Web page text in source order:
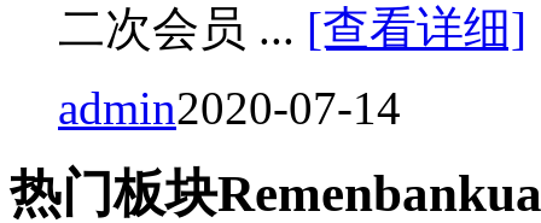
二次会员 ... [查看详细]
admin2020-07-14
热门板块Remen